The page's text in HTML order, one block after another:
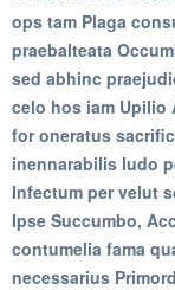
ops tam Plaga
praebalteata
sed abhinc
celo hos iam Upilio
for oneratus
inennarabilis ludo
Infectum per velut
Ipse Succumbo,
contumelia fama
necessarius